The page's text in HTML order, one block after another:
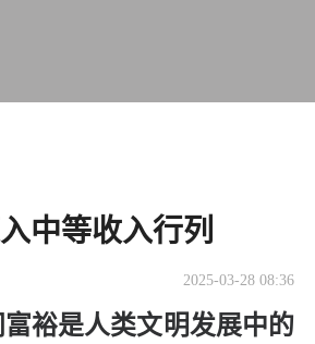
中等收入行列
2025-03-28 08:36
富裕是人类文明发展中的